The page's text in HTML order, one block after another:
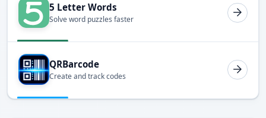
5 Letter Words
Solve word puzzles faster
QRBarcode
Create and track codes